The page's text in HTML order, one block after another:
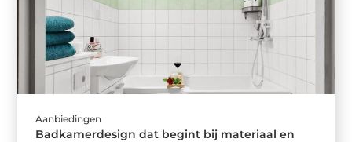
Aanbiedingen
Badkamerdesign dat begint bij materiaal en